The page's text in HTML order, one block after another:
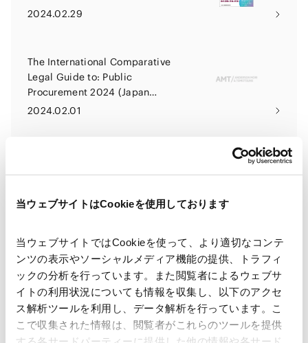
当ウェブサイトはCookieを使用しております
当ウェブサイトではCookieを使って、より適切なコンテ
ンツの表示やソーシャルメディア機能の提供、トラフィ
ックの分析を行っています。また閲覧者によるウェブサ
イトの利用状況についても情報を収集し、以下のアクセ
ス解析ツールを利用し、データ解析を行っています。こ
こで収集された情報は、閲覧者がこれらのツールを提供
2024.02.29
The International Comparative
Legal Guide to: Public
Procurement 2024 (Japan
Chapter)
2024.02.01
(Japan)
2024.01.31
総務省、プラットフォームサービス
に関する研究会「利用者情報の取扱
いに関するモニタリング結果」を公
表
2023.12.01